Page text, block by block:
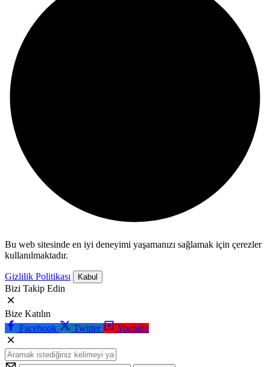
Bu web sitesinde en iyi deneyimi yaşamanızı sağlamak için çerezler
kullanılmaktadır.
Gizlilik Politikası Kabul
Bizi Takip Edin
Bize Katılın
Facebook
Twitter Youtube